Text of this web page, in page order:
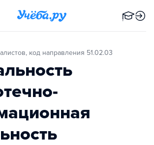
код направления 51.02.03